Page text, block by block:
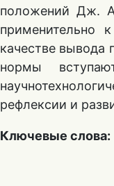
положений Дж.
применительно
качестве вывода
нормы
рефлексии и
Ключевые слова: